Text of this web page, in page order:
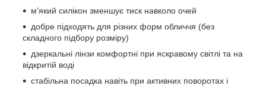
м’який силікон зменшує тиск навколо очей
добре підходять для різних форм обличчя (без
складного підбору розміру)
дзеркальні лінзи комфортні при яскравому світлі та на
відкритій воді
стабільна посадка навіть при активних поворотах і